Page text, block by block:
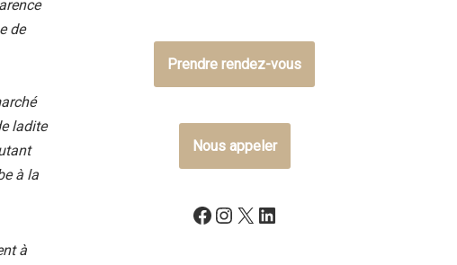
de
ladite
à la
à
Prendre rendez-vous
Nous appeler